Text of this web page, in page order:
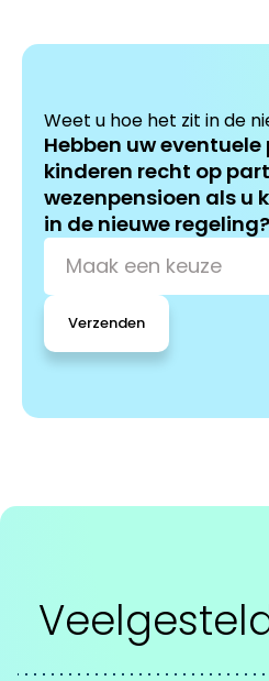
Weet u hoe het zit in de
Hebben uw
kinderen recht op
wezenpensioen als u
in de nieuwe regeling?
Maak een keuze
Verzenden